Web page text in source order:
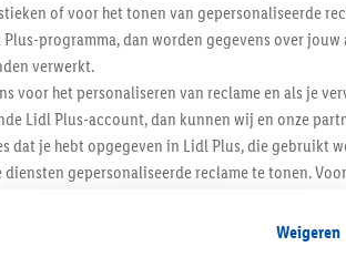
of voor het tonen van gepersonaliseerde
programma, dan worden gegevens over
verwerkt.
voor het personaliseren van reclame en als je
Lidl Plus-account, dan kunnen wij en onze
dat je hebt opgegeven in Lidl Plus, die gebruikt
gepersonaliseerde reclame te tonen.
kunnen retargeting advertenties worden
Weigeren